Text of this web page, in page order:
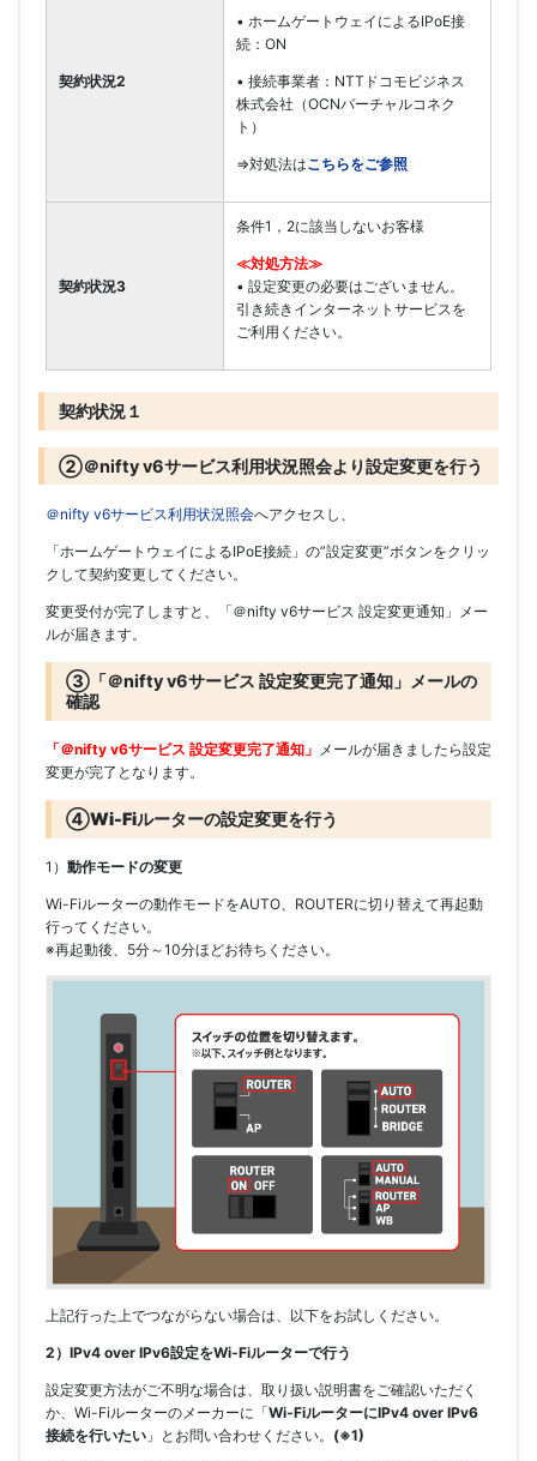
契約状況2
• ホームゲートウェイによるIPoE接
続：ON
• 接続事業者：NTTドコモビジネス
株式会社（OCNバーチャルコネク
ト）
⇒対処法はこちらをご参照
契約状況3
条件1，2に該当しないお客様
≪対処方法≫
• 設定変更の必要はございません。
引き続きインターネットサービスを
ご利用ください。
契約状況１
②＠nifty v6サービス利用状況照会より設定変更を行う
＠nifty v6サービス利用状況照会へアクセスし、
「ホームゲートウェイによるIPoE接続」の”設定変更”ボタンをクリッ
クして契約変更してください。
変更受付が完了しますと、「＠nifty v6サービス 設定変更通知」メー
ルが届きます。
③「＠nifty v6サービス 設定変更完了通知」メールの
確認
「＠nifty v6サービス 設定変更完了通知」 メールが届きましたら設定
変更が完了となります。
④Wi-Fiルーターの設定変更を行う
1） 動作モードの変更
Wi-Fiルーターの動作モードをAUTO、ROUTERに切り替えて再起動
行ってください。
※再起動後、5分～10分ほどお待ちください。
上記行った上でつながらない場合は、以下をお試しください。
2）IPv4 over IPv6設定をWi-Fiルーターで行う
設定変更方法がご不明な場合は、取り扱い説明書をご確認いただく
か、Wi-Fiルーターのメーカーに「Wi-FiルーターにIPv4 over IPv6
接続を行いたい 」とお問い合わせください。 (※1)